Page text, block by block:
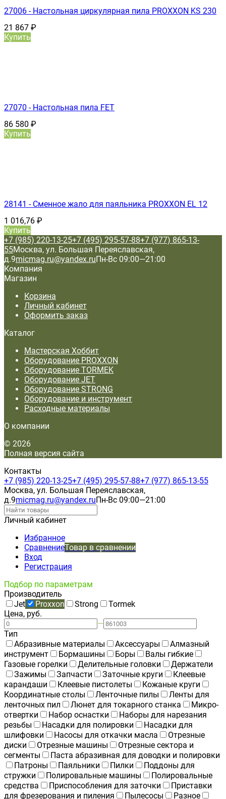
27006 - Настольная циркулярная пила PROXXON KS 230
21 867 ₽
Купить
27070 - Настольная пила FET
86 580 ₽
Купить
28141 - Сменное жало для паяльника PROXXON ЕL 12
1 016,76 ₽
Купить
+7 (985) 220-13-25+7 (495) 295-57-88+7 (977) 865-13-
55Москва, ул. Большая Переяславская,
д.9micmag.ru@yandex.ruПн-Вс 09:00—21:00
Компания
Магазин
Корзина
Личный кабинет
Оформить заказ
Каталог
Мастерская Хоббит
Оборудование PROXXON
Оборудование TORMEK
Оборудование JET
Оборудование STRONG
Оборудование и инструмент
Расходные материалы
О компании
© 2026
Полная версия сайта
Контакты
+7 (985) 220-13-25+7 (495) 295-57-88+7 (977) 865-13-55
Москва, ул. Большая Переяславская,
д.9micmag.ru@yandex.ruПн-Вс 09:00—21:00
Личный кабинет
Избранное
СравнениеТовар в сравнении
Вход
Регистрация
Подбор по параметрам
Производитель
Jet
Proxxon Strong
Tormek
Цена, руб.
—
Тип
Абразивные материалы
Аксессуары
Алмазный
инструмент
Бормашины Боры
Валы гибкие
Газовые горелки
Делительные головки
Держатели
Зажимы
Запчасти Заточные круги
Клеевые
карандаши
Клеевые пистолеты
Кожаные круги
Координатные столы
Ленточные пилы
Ленты для
ленточных пил
Люнет для токарного станка
Микро-
отвертки
Набор оснастки
Наборы для нарезания
резьбы
Насадки для полировки
Насадки для
шлифовки
Насосы для откачки масла
Отрезные
диски
Отрезные машины
Отрезные сектора и
сегменты
Паста абразивная для доводки и полировки
Патроны
Паяльники Пилки
Поддоны для
стружки
Полировальные машины
Полировальные
средства
Приспособления для заточки
Приставки
для фрезерования и пиления
Пылесосы Разное